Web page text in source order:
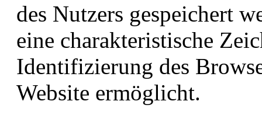
des Nutzers gespeichert
eine charakteristische
Identifizierung des
Website ermöglicht.